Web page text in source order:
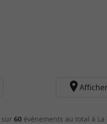
sur 60 évènements au total à